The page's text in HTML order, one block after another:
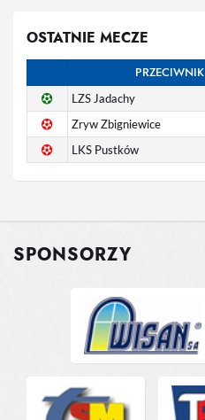
OSTATNIE MECZE
PRZECIWNIK
LZS Jadachy
Zryw Zbigniewice
LKS Pustków
SPONSORZY